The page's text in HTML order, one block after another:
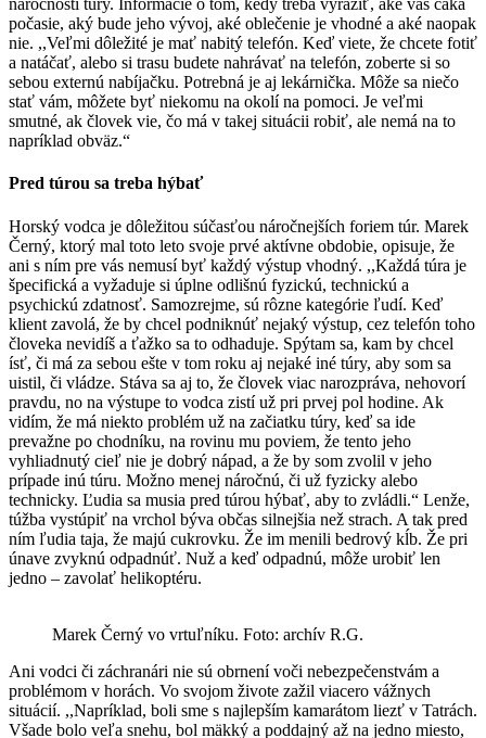
náročnosti túry. Informácie o tom, kedy treba vyraziť, aké vás čaká
počasie, aký bude jeho vývoj, aké oblečenie je vhodné a aké naopak
nie. ,,Veľmi dôležité je mať nabitý telefón. Keď viete, že chcete fotiť
a natáčať, alebo si trasu budete nahrávať na telefón, zoberte si so
sebou externú nabíjačku. Potrebná je aj lekárnička. Môže sa niečo
stať vám, môžete byť niekomu na okolí na pomoci. Je veľmi
smutné, ak človek vie, čo má v takej situácii robiť, ale nemá na to
napríklad obväz.“
Pred túrou sa treba hýbať
Horský vodca je dôležitou súčasťou náročnejších foriem túr. Marek
Černý, ktorý mal toto leto svoje prvé aktívne obdobie, opisuje, že
ani s ním pre vás nemusí byť každý výstup vhodný. ,,Každá túra je
špecifická a vyžaduje si úplne odlišnú fyzickú, technickú a
psychickú zdatnosť. Samozrejme, sú rôzne kategórie ľudí. Keď
klient zavolá, že by chcel podniknúť nejaký výstup, cez telefón toho
človeka nevidíš a ťažko sa to odhaduje. Spýtam sa, kam by chcel
ísť, či má za sebou ešte v tom roku aj nejaké iné túry, aby som sa
uistil, či vládze. Stáva sa aj to, že človek viac narozpráva, nehovorí
pravdu, no na výstupe to vodca zistí už pri prvej pol hodine. Ak
vidím, že má niekto problém už na začiatku túry, keď sa ide
prevažne po chodníku, na rovinu mu poviem, že tento jeho
vyhliadnutý cieľ nie je dobrý nápad, a že by som zvolil v jeho
prípade inú túru. Možno menej náročnú, či už fyzicky alebo
technicky. Ľudia sa musia pred túrou hýbať, aby to zvládli.“ Lenže,
túžba vystúpiť na vrchol býva občas silnejšia než strach. A tak pred
ním ľudia taja, že majú cukrovku. Že im menili bedrový kĺb. Že pri
únave zvyknú odpadnúť. Nuž a keď odpadnú, môže urobiť len
jedno – zavolať helikoptéru.
Marek Černý vo vrtuľníku. Foto: archív R.G.
Ani vodci či záchranári nie sú obrnení voči nebezpečenstvám a
problémom v horách. Vo svojom živote zažil viacero vážnych
situácií. ,,Napríklad, boli sme s najlepším kamarátom liezť v Tatrách.
Všade bolo veľa snehu, bol mäkký a poddajný až na jedno miesto,